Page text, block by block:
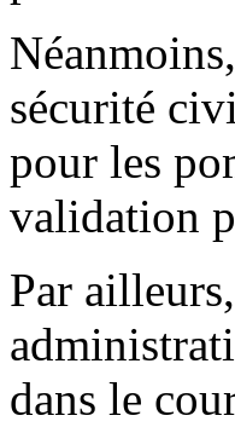
sécurité
pour les
validation
Par
dans le